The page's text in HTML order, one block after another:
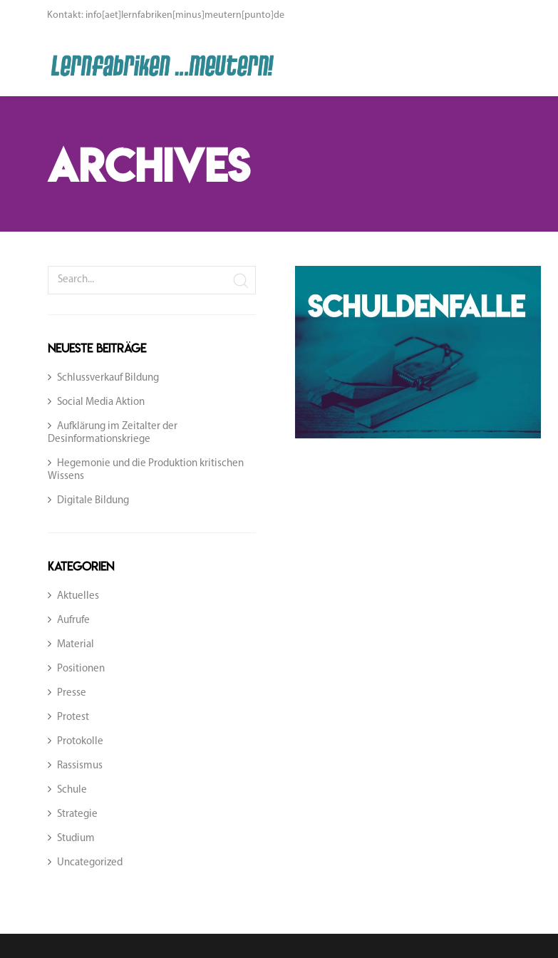
Kontakt: info[aet]lernfabriken[minus]meutern[punto]de
Archives
Neueste Beiträge
Schlussverkauf Bildung
Social Media Aktion
Aufklärung im Zeitalter der
Desinformationskriege
Hegemonie und die Produktion kritischen
Wissens
Digitale Bildung
Kategorien
Aktuelles
Aufrufe
Material
Positionen
Presse
Protest
Protokolle
Rassismus
Schule
Strategie
Studium
Uncategorized